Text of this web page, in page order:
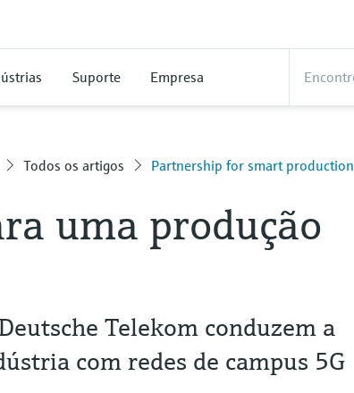
Suporte Empresa
Todos os artigos Partnership for smart production
uma produção
Telekom conduzem a
com redes de campus 5G